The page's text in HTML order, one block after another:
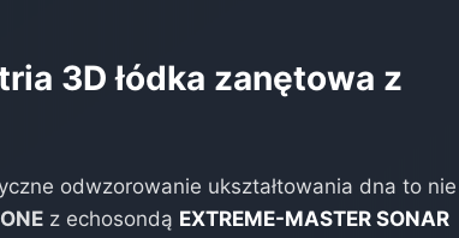
3D łódka zanętowa z
odwzorowanie ukształtowania dna to nie
z echosondą EXTREME-MASTER SONAR